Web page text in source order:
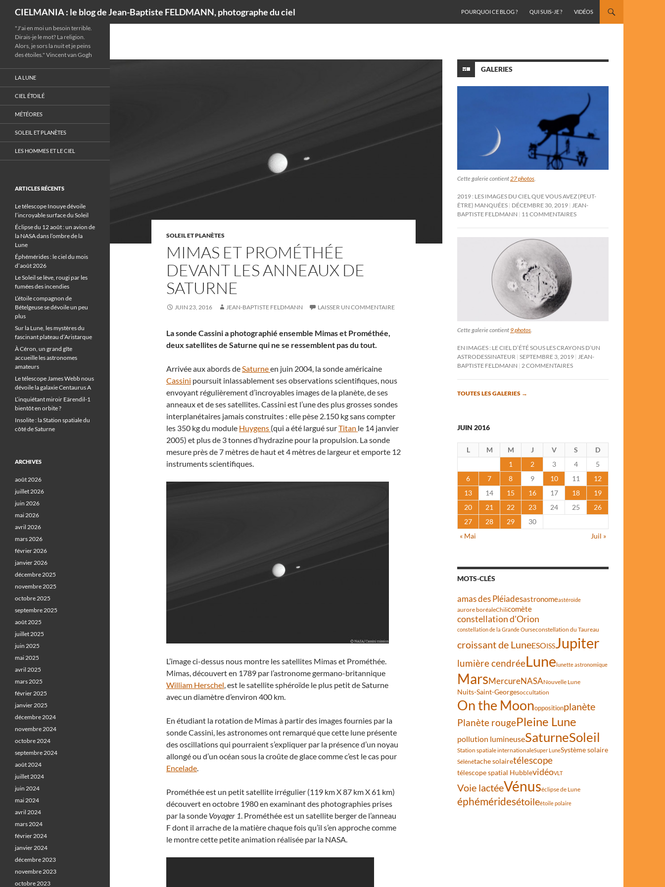
CIELMANIA : le blog de Jean-Baptiste FELDMANN, photographe du ciel
POURQUOI CE BLOG ?
QUI SUIS-JE ? VIDÉOS
SOLEIL ET PLANÈTES
MIMAS ET PROMÉTHÉE
DEVANT LES ANNEAUX DE
SATURNE
JUIN 23, 2016 JEAN-BAPTISTE FELDMANN LAISSER UN COMMENTAIRE
La sonde Cassini a photographié ensemble Mimas et Prométhée,
deux satellites de Saturne qui ne se ressemblent pas du tout.
Arrivée aux abords deSaturneen juin 2004, la sonde américaine
Cassini poursuit inlassablement ses observations scientifiques, nous
envoyant régulièrement d’incroyables images de la planète, de ses
anneaux et de ses satellites. Cassini est l’une des plus grosses sondes
interplanétaires jamais construites : elle pèse 2.150 kg sans compter
les 350 kg du module Huygens (qui a été largué surTitan le 14 janvier
2005) et plus de 3 tonnes d’hydrazine pour la propulsion. La sonde
mesure près de 7 mètres de haut et 4 mètres de largeur et emporte 12
instruments scientifiques.
L’image ci-dessus nous montre les satellites Mimas et Prométhée.
Mimas, découvert en 1789 par l’astronome germano-britannique
William Herschel, est le satellite sphéroïde le plus petit de Saturne
avec un diamètre d’environ 400 km.
En étudiant la rotation de Mimas à partir des images fournies par la
sonde Cassini, les astronomes ont remarqué que cette lune présente
des oscillations qui pourraient s’expliquer par la présence d’un noyau
allongé ou d’un océan sous la croûte de glace comme c’est le cas pour
Encelade.
Prométhée est un petit satellite irrégulier (119 km X 87 km X 61 km)
découvert en octobre 1980 en examinant des photographies prises
par la sonde Voyager 1. Prométhée est un satellite berger de l’anneau
F dont il arrache de la matière chaque fois qu’il s’en approche comme
le montre cette petite animation réalisée par la NASA.
GALERIES
Cette galerie contient27 photos.
2019 : LES IMAGES DU CIEL QUE VOUS AVEZ (PEUT-
ÊTRE) MANQUÉES DÉCEMBRE 30, 2019 JEAN-
BAPTISTE FELDMANN
11 COMMENTAIRES
Cette galerie contient 9 photos
EN IMAGES : LE CIEL D’ÉTÉ SOUS LES CRAYONS D’UN
ASTRODESSINATEUR SEPTEMBRE 3, 2019
JEAN-
BAPTISTE FELDMANN
2 COMMENTAIRES
TOUTES LES GALERIES →
JUIN 2016
L M M J V S
D
1
2 3 4
5
6
7 8 9 10 11
12
13
14 15 16 17 18
19
20
21 22 23 24 25
26
27
28 29
30
« Mai
Juil »
MOTS-CLÉS
amas des Pléiadesastronomeastéroïde
aurore boréaleChilicomète
constellation d'Orion
constellation de la Grande Ourseconstellation du Taureau
croissant de LuneESOISSJupiter
lumière cendréeLunelunette astronomique
MarsMercureNASANouvelle Lune
Nuits-Saint-Georgesoccultation
On the Moonoppositionplanète
Planète rougePleine Lune
pollution lumineuseSaturneSoleil
Station spatiale internationaleSuper LuneSystème solaire
Sélénétache solairetélescope
télescope spatial HubblevidéoVLT
Voie lactéeVénuséclipse de Lune
éphéméridesétoileétoile polaire
"J'ai en moi un besoin terrible.
Dirais-je le mot? La religion.
Alors, je sors la nuit et je peins
des étoiles." Vincent van Gogh
LA LUNE
CIEL ÉTOILÉ
MÉTÉORES
SOLEIL ET PLANÈTES
LES HOMMES ET LE CIEL
ARTICLES RÉCENTS
Le télescope Inouye dévoile
l’incroyable surface du Soleil
Éclipse du 12 août : un avion de
la NASA dans l’ombre de la
Lune
Éphémérides : le ciel du mois
d’août 2026
Le Soleil se lève, rougi par les
fumées des incendies
L’étoile compagnon de
Bételgeuse se dévoile un peu
plus
Sur la Lune, les mystères du
fascinant plateau d’Aristarque
À Céron, un grand gîte
accueille les astronomes
amateurs
Le télescope James Webb nous
dévoile la galaxie Centaurus A
L’inquiétant miroir Eärendil-1
bientôt en orbite ?
Insolite : la Station spatiale du
côté de Saturne
ARCHIVES
août 2026
juillet 2026
juin 2026
mai 2026
avril 2026
mars 2026
février 2026
janvier 2026
décembre 2025
novembre 2025
octobre 2025
septembre 2025
août 2025
juillet 2025
juin 2025
mai 2025
avril 2025
mars 2025
février 2025
janvier 2025
décembre 2024
novembre 2024
octobre 2024
septembre 2024
août 2024
juillet 2024
juin 2024
mai 2024
avril 2024
mars 2024
février 2024
janvier 2024
décembre 2023
novembre 2023
octobre 2023